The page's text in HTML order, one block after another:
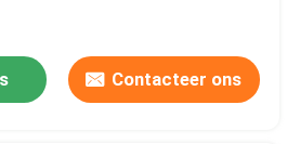
Contacteer ons